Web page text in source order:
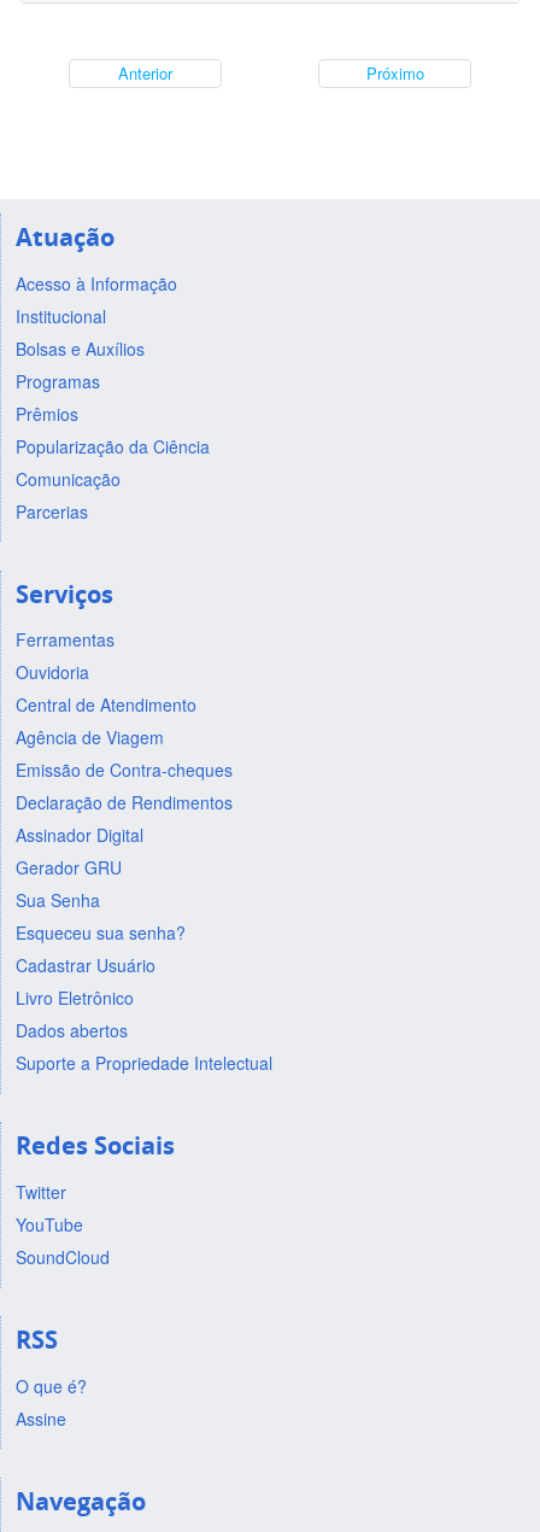
Anterior Próximo
Atuação
Acesso à Informação
Institucional
Bolsas e Auxílios
Programas
Prêmios
Popularização da Ciência
Comunicação
Parcerias
Serviços
Ferramentas
Ouvidoria
Central de Atendimento
Agência de Viagem
Emissão de Contra-cheques
Declaração de Rendimentos
Assinador Digital
Gerador GRU
Sua Senha
Esqueceu sua senha?
Cadastrar Usuário
Livro Eletrônico
Dados abertos
Suporte a Propriedade Intelectual
Redes Sociais
Twitter
YouTube
SoundCloud
RSS
O que é?
Assine
Navegação